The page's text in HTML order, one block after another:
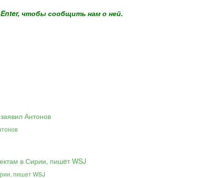
чтобы сообщить нам о ней.
пишeт WSJ